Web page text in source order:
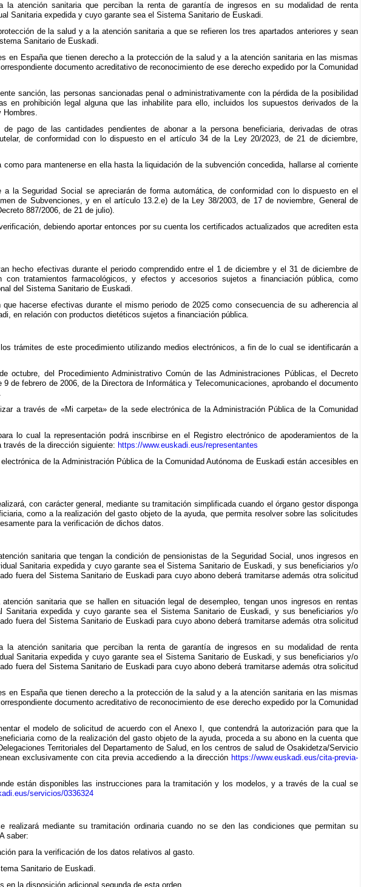
atención sanitaria que perciban la renta de garantía de ingresos en su modalidad de renta
Sanitaria expedida y cuyo garante sea el Sistema Sanitario de Euskadi.
de la salud y a la atención sanitaria a que se refieren los tres apartados anteriores y sean
Sanitario de Euskadi.
en España que tienen derecho a la protección de la salud y a la atención sanitaria en las mismas
documento acreditativo de reconocimiento de ese derecho expedido por la Comunidad
sanción, las personas sancionadas penal o administrativamente con la pérdida de la posibilidad
en prohibición legal alguna que las inhabilite para ello, incluidos los supuestos derivados de la
Hombres.
pago de las cantidades pendientes de abonar a la persona beneficiaria, derivadas de otras
de conformidad con lo dispuesto en el artículo 34 de la Ley 20/2023, de 21 de diciembre,
para mantenerse en ella hasta la liquidación de la subvención concedida, hallarse al corriente
la Seguridad Social se apreciarán de forma automática, de conformidad con lo dispuesto en el
de Subvenciones, y en el artículo 13.2.e) de la Ley 38/2003, de 17 de noviembre, General de
887/2006, de 21 de julio).
debiendo aportar entonces por su cuenta los certificados actualizados que acrediten esta
hecho efectivas durante el periodo comprendido entre el 1 de diciembre y el 31 de diciembre de
tratamientos farmacológicos, y efectos y accesorios sujetos a financiación pública, como
del Sistema Sanitario de Euskadi.
hacerse efectivas durante el mismo periodo de 2025 como consecuencia de su adherencia al
en relación con productos dietéticos sujetos a financiación pública.
trámites de este procedimiento utilizando medios electrónicos, a fin de lo cual se identificarán a
octubre, del Procedimiento Administrativo Común de las Administraciones Públicas, el Decreto
de febrero de 2006, de la Directora de Informática y Telecomunicaciones, aprobando el documento
a través de «Mi carpeta» de la sede electrónica de la Administración Pública de la Comunidad
lo cual la representación podrá inscribirse en el Registro electrónico de apoderamientos de la
de la dirección siguiente: https://www.euskadi.eus/representantes
de la Administración Pública de la Comunidad Autónoma de Euskadi están accesibles en
con carácter general, mediante su tramitación simplificada cuando el órgano gestor disponga
como a la realización del gasto objeto de la ayuda, que permita resolver sobre las solicitudes
para la verificación de dichos datos.
sanitaria que tengan la condición de pensionistas de la Seguridad Social, unos ingresos en
Sanitaria expedida y cuyo garante sea el Sistema Sanitario de Euskadi, y sus beneficiarios y/o
fuera del Sistema Sanitario de Euskadi para cuyo abono deberá tramitarse además otra solicitud
sanitaria que se hallen en situación legal de desempleo, tengan unos ingresos en rentas
expedida y cuyo garante sea el Sistema Sanitario de Euskadi, y sus beneficiarios y/o
fuera del Sistema Sanitario de Euskadi para cuyo abono deberá tramitarse además otra solicitud
atención sanitaria que perciban la renta de garantía de ingresos en su modalidad de renta
Sanitaria expedida y cuyo garante sea el Sistema Sanitario de Euskadi, y sus beneficiarios y/o
fuera del Sistema Sanitario de Euskadi para cuyo abono deberá tramitarse además otra solicitud
en España que tienen derecho a la protección de la salud y a la atención sanitaria en las mismas
documento acreditativo de reconocimiento de ese derecho expedido por la Comunidad
el modelo de solicitud de acuerdo con el Anexo I, que contendrá la autorización para que la
como de la realización del gasto objeto de la ayuda, proceda a su abono en la cuenta que
Territoriales del Departamento de Salud, en los centros de salud de Osakidetza/Servicio
exclusivamente con cita previa accediendo a la dirección https://www.euskadi.eus/cita-previa-
están disponibles las instrucciones para la tramitación y los modelos, y a través de la cual se
servicios/0336324
mediante su tramitación ordinaria cuando no se den las condiciones que permitan su
saber:
para la verificación de los datos relativos al gasto.
Sanitario de Euskadi.
la disposición adicional segunda de esta orden.